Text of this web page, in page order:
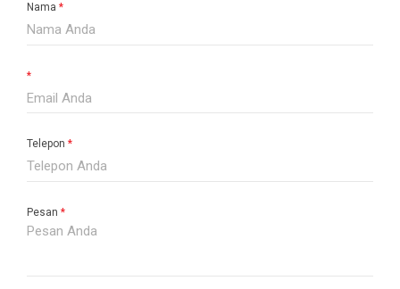
Nama *
*
Telepon *
Pesan *